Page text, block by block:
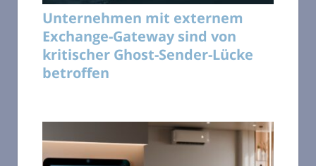
Unternehmen mit externem
Exchange-Gateway sind von
kritischer Ghost-Sender-Lücke
betroffen